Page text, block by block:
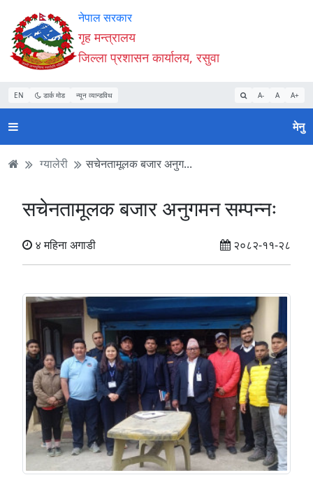
Accessibility
Mode
सुरु
गर्नुहोस्
सामाग्री
पढ्नुहाेस्
नेभिगेसन
पढ्नुहाेस्
वेबसाइट
खोजमा
जानुहोस्
नेपाल सरकार
गृह मन्त्रालय
जिल्ला प्रशासन कार्यालय, रसुवा
EN डार्क मोड न्यून व्यान्डविथ A- A A+
मेनु
ग्यालेरी सचेनतामूलक बजार अनुग...
सचेनतामूलक बजार अनुगमन सम्पन्नः
४ महिना अगाडी २०८२-११-२८